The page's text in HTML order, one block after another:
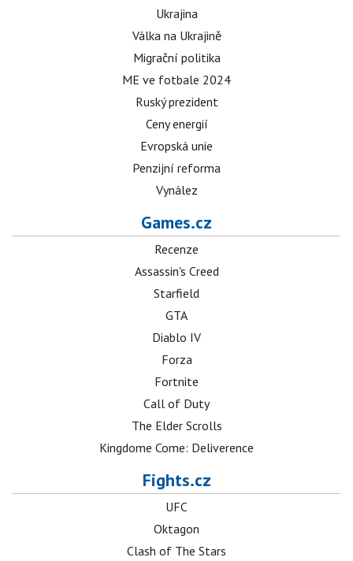
Ukrajina
Válka na Ukrajině
Migrační politika
ME ve fotbale 2024
Ruský prezident
Ceny energií
Evropská unie
Penzijní reforma
Vynález
Games.cz
Recenze
Assassin's Creed
Starfield
GTA
Diablo IV
Forza
Fortnite
Call of Duty
The Elder Scrolls
Kingdome Come: Deliverence
Fights.cz
UFC
Oktagon
Clash of The Stars